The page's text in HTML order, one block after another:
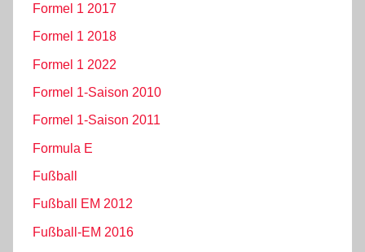
Formel 1 2017
Formel 1 2018
Formel 1 2022
Formel 1-Saison 2010
Formel 1-Saison 2011
Formula E
Fußball
Fußball EM 2012
Fußball-EM 2016